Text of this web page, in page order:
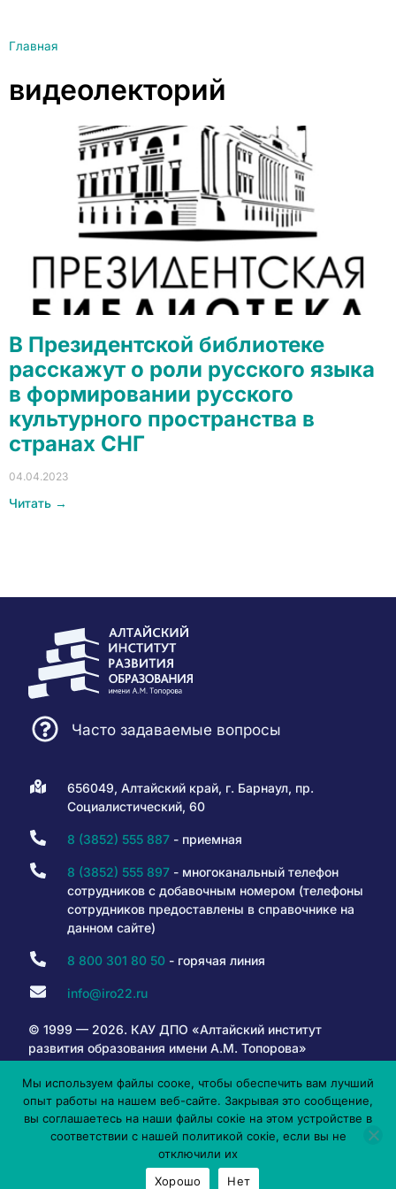
Главная
видеолекторий
В Президентской библиотеке
расскажут о роли русского языка
в формировании русского
культурного пространства в
странах СНГ
04.04.2023
Читать →
Часто задаваемые вопросы
656049, Алтайский край, г. Барнаул, пр.
Социалистический, 60
8 (3852) 555 887- приемная
8 (3852) 555 897- многоканальный телефон
сотрудников с добавочным номером (телефоны
сотрудников предоставлены в справочнике на
данном сайте)
8 800 301 80 50- горячая линия
info@iro22.ru
© 1999 — 2026. КАУ ДПО «Алтайский институт
развития образования имени А.М. Топорова»
6+
Мы используем файлы сооке, чтобы обеспечить вам лучший
опыт работы на нашем веб-сайте. Закрывая это сообщение,
вы соглашаетесь на наши файлы сокіе на этом устройстве в
соответствии с нашей политикой сокіе, если вы не
отключили их
Хорошо
Нет